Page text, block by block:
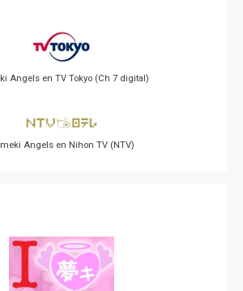
Angels en TV Tokyo (Ch 7 digital)
Angels en Nihon TV (NTV)